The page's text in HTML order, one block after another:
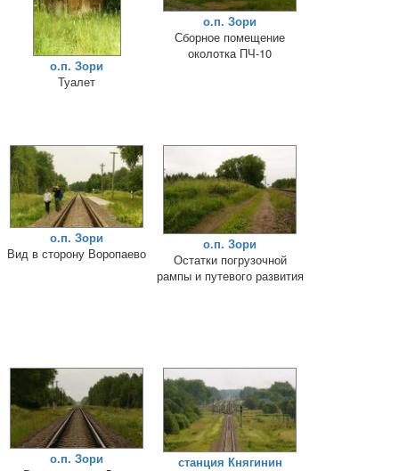
о.п. Зори
Туалет
о.п. Зори
Сборное помещение
околотка ПЧ-10
о.п. Зори
Вид в сторону Воропаево
о.п. Зори
Остатки погрузочной
рампы и путевого развития
о.п. Зори
станция Княгинин